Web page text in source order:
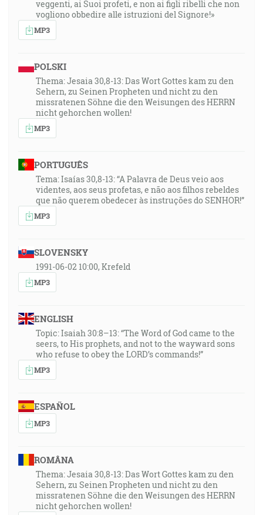
veggenti, ai Suoi profeti, e non ai figli ribelli che non
vogliono obbedire alle istruzioni del Signore!»
MP3
POLSKI
Thema: Jesaia 30,8-13: Das Wort Gottes kam zu den
Sehern, zu Seinen Propheten und nicht zu den
missratenen Söhne die den Weisungen des HERRN
nicht gehorchen wollen!
MP3
PORTUGUÊS
Tema: Isaías 30,8-13: “A Palavra de Deus veio aos
videntes, aos seus profetas, e não aos filhos rebeldes
que não querem obedecer às instruções do SENHOR!”
MP3
SLOVENSKY
1991-06-02 10:00, Krefeld
MP3
ENGLISH
Topic: Isaiah 30:8–13: “The Word of God came to the
seers, to His prophets, and not to the wayward sons
who refuse to obey the LORD’s commands!”
MP3
ESPAÑOL
MP3
ROMÂNA
Thema: Jesaia 30,8-13: Das Wort Gottes kam zu den
Sehern, zu Seinen Propheten und nicht zu den
missratenen Söhne die den Weisungen des HERRN
nicht gehorchen wollen!